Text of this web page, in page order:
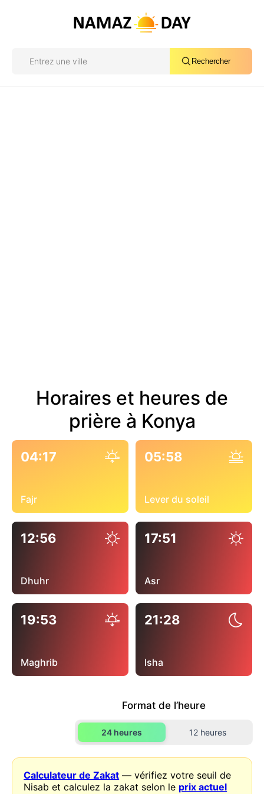
Rechercher
Horaires et heures de
prière à Konya
04:17
Fajr
05:58
Lever du soleil
12:56
Dhuhr
17:51
Asr
19:53
Maghrib
21:28
Isha
Format de l’heure
24 heures 12 heures
Calculateur de Zakat — vérifiez votre seuil de
Nisab et calculez la zakat selon le prix actuel